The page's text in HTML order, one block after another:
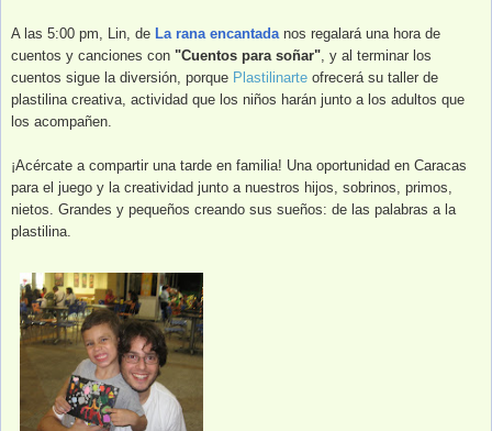
A las 5:00 pm, Lin, de La rana encantada nos regalará una hora de
cuentos y canciones con "Cuentos para soñar", y al terminar los
cuentos sigue la diversión, porque Plastilinarte ofrecerá su taller de
plastilina creativa, actividad que los niños harán junto a los adultos que
los acompañen.
¡Acércate a compartir una tarde en familia! Una oportunidad en Caracas
para el juego y la creatividad junto a nuestros hijos, sobrinos, primos,
nietos. Grandes y pequeños creando sus sueños: de las palabras a la
plastilina.